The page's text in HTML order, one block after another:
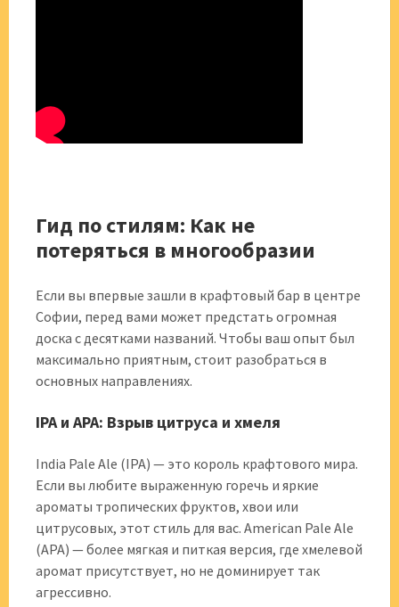
Гид по стилям: Как не
потеряться в многообразии
Если вы впервые зашли в крафтовый бар в центре
Софии, перед вами может предстать огромная
доска с десятками названий. Чтобы ваш опыт был
максимально приятным, стоит разобраться в
основных направлениях.
IPA и APA: Взрыв цитруса и хмеля
India Pale Ale (IPA) — это король крафтового мира.
Если вы любите выраженную горечь и яркие
ароматы тропических фруктов, хвои или
цитрусовых, этот стиль для вас. American Pale Ale
(APA) — более мягкая и питкая версия, где хмелевой
аромат присутствует, но не доминирует так
агрессивно.